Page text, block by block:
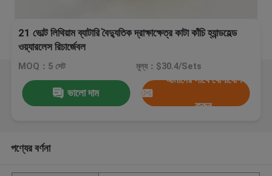
21 ভোল্ট লিথিয়াম ব্যাটারি বৈদ্যুতিক দ্রাক্ষাক্ষেত্র কাটা কাঁচি হ্যান্ডহেল্ড
ওয়্যারলেস রিচার্জেবল
MOQ：5 সেট মূল্য：$30.4/Sets
ভালো দাম
আমাদের সাথে যোগাযোগ
করুন
পণ্যের বর্ণনা